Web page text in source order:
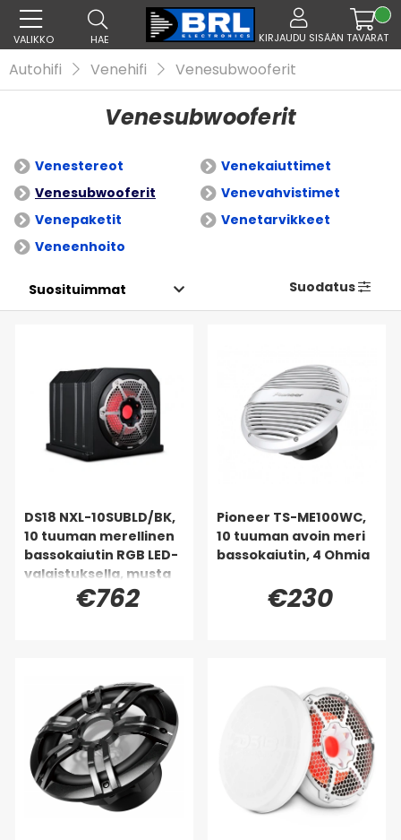
VALIKKO HAE KIRJAUDU SISÄÄN TAVARAT
Autohifi Venehifi Venesubwooferit
Venesubwooferit
Venestereot
Venekaiuttimet
Venesubwooferit
Venevahvistimet
Venepaketit
Venetarvikkeet
Veneenhoito
Suodatus
DS18 NXL-10SUBLD/BK,
10 tuuman merellinen
bassokaiutin RGB LED-
valaistuksella, musta
€762
Pioneer TS-ME100WC,
10 tuuman avoin meri
bassokaiutin, 4 Ohmia
€230